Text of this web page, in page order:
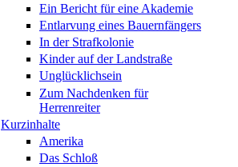
Ein Bericht für eine Akademie
Entlarvung eines Bauernfängers
In der Strafkolonie
Kinder auf der Landstraße
Unglücklichsein
Zum Nachdenken für
Herrenreiter
Kurzinhalte
Amerika
Das Schloß